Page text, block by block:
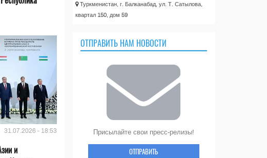
31.07.2026 - 18:53
и
Туркменистан, г. Балканабад, ул. Т. Сатылова,
квартал 150, дом 59
ОТПРАВИТЬ НАМ НОВОСТИ
Присылайте свои пресс-релизы!
ОТПРАВИТЬ